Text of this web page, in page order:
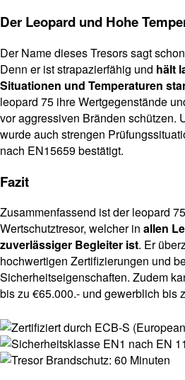
Der Leopard und Hohe
Der Name dieses Tresors sagt
Denn er ist strapazierfähig und hält
Situationen und Temperaturen
leopard 75 ihre Wertgegenstände
vor aggressiven Bränden schützen.
wurde auch strengen
nach EN15659 bestätigt.
Fazit
Zusammenfassend ist der leopard
Wertschutztresor, welcher in allen
zuverlässiger Begleiter ist. Er
hochwertigen Zertifizierungen und
Sicherheitseigenschaften. Zudem
bis zu €65.000.- und gewerblich bis